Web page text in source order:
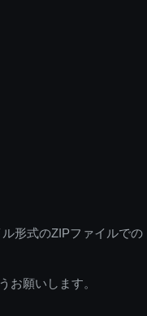
形式のZIPファイルでの
願いします。